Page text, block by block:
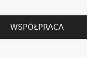
WSPÓŁPRACA